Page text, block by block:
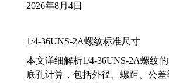
2026年8月4日
1/4-36UNS-2A螺纹标准尺寸
本文详细解析1/4-36UNS-2A螺纹
底孔计算，包括外径、螺距、公差